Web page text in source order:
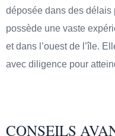
déposée dans des délais
possède une vaste
et dans l’ouest de l’île.
avec diligence pour
CONSEILS